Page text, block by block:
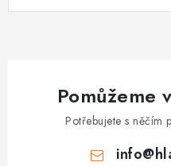
Pomůžeme
Potřebujete s něčím
info@